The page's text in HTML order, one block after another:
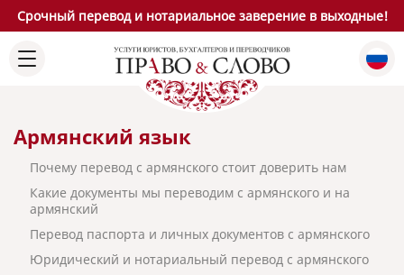
Срочный перевод и нотариальное заверение в выходные!
Армянский язык
Почему перевод с армянского стоит доверить нам
Какие документы мы переводим с армянского и на
армянский
Перевод паспорта и личных документов с армянского
Юридический и нотариальный перевод с армянского